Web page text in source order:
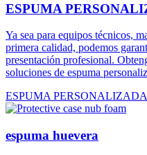
ESPUMA
Ya sea para equipos técnicos,
primera calidad, podemos
presentación profesional.
soluciones de espuma
ESPUMA PERSONALIZADA
espuma huevera